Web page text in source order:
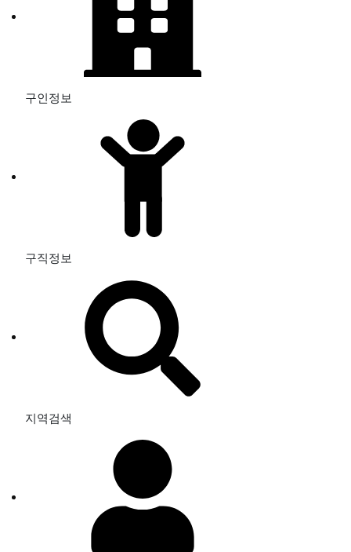
구인정보
구직정보
지역검색